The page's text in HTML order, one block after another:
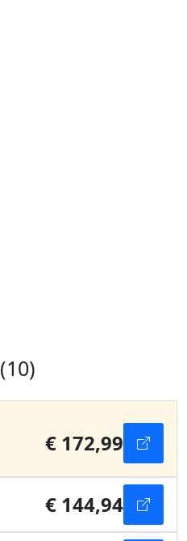
(10)
€ 172,99
€ 144,94